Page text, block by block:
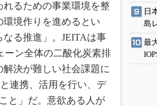
るための事業環境を整
境作りを進めるとい
る推進」。JEITAは事
ーン全体の二酸化炭素排
決が難しい社会課題に
連携、活用を行い、デ
と」だ。意欲ある人が
日
島
最